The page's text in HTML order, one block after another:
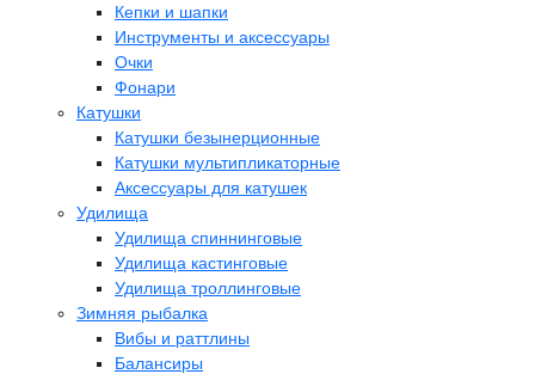
Кепки и шапки
Инструменты и аксессуары
Очки
Фонари
Катушки
Катушки безынерционные
Катушки мультипликаторные
Аксессуары для катушек
Удилища
Удилища спиннинговые
Удилища кастинговые
Удилища троллинговые
Зимняя рыбалка
Вибы и раттлины
Балансиры